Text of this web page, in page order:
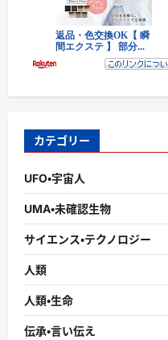
カテゴリー
UFO・宇宙人
UMA・未確認生物
サイエンス・テクノロジー
人類
人類・生命
伝承・言い伝え